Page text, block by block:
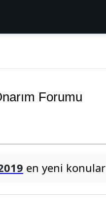
Forumu
en yeni konular